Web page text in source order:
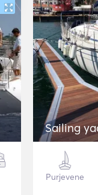
Purjevene